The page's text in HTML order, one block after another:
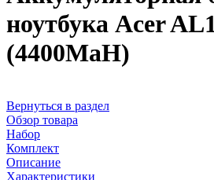
ноутбука Acer
(4400MaH)
Вернуться в раздел
Обзор товара
Набор
Комплект
Описание
Характеристики